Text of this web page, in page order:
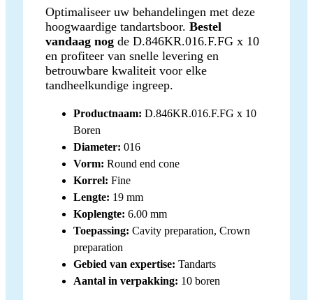
Optimaliseer uw behandelingen met deze
hoogwaardige tandartsboor. Bestel
vandaag nog de D.846KR.016.F.FG x 10
en profiteer van snelle levering en
betrouwbare kwaliteit voor elke
tandheelkundige ingreep.
Productnaam: D.846KR.016.F.FG x 10
Boren
Diameter: 016
Vorm: Round end cone
Korrel: Fine
Lengte: 19 mm
Koplengte: 6.00 mm
Toepassing: Cavity preparation, Crown
preparation
Gebied van expertise: Tandarts
Aantal in verpakking: 10 boren